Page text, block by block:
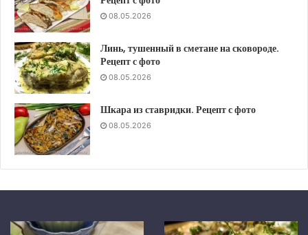
08.05.2026
Линь, тушенный в сметане на сковороде.
Рецепт с фото
08.05.2026
Шкара из ставридки. Рецепт с фото
08.05.2026
Шкара
Скумбрия